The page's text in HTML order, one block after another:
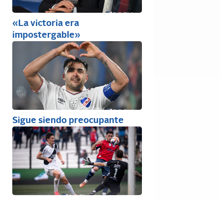
«La victoria era
impostergable»
Sigue siendo preocupante